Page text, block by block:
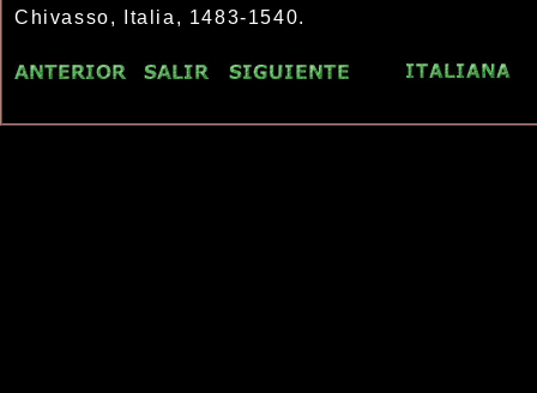
Chivasso, Italia, 1483-1540.